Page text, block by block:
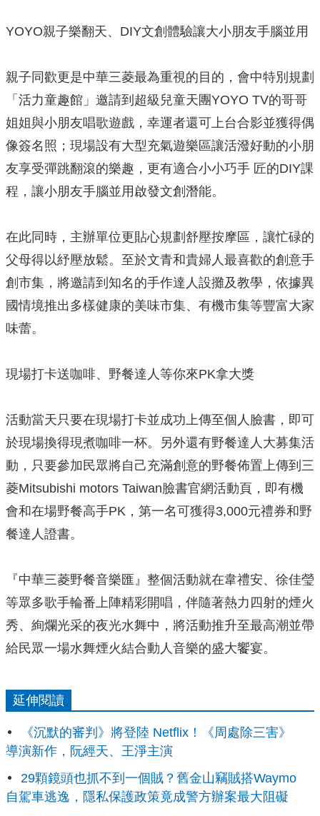
YOYO親子樂翻天、DIY文創體驗讓大小朋友手腦並用
親子同歡更是中華三菱最為重視的目的，會中特別規劃
「活力童趣館」邀請到超級兒童天團YOYO TV的哥哥
姐姐與小朋友唱歌遊戲，幸運者還可上台合影並獲得偶
像簽名照；現場設有大型充氣遊樂區讓活潑好動的小朋
友享受彈跳翻滾的樂趣，更有適合小小巧手 匠的DIY課
程，讓小朋友手腦並用啟發文創潛能。
在此同時，主辦單位更貼心規劃舒壓按摩區，讓忙碌的
父母得以紓壓放鬆。至於文青和貴婦人最喜歡的創意手
創市集，將邀請到知名的手作達人設攤及教學，依據異
國情境推出多樣健康的美味市集、有機市集等豐富大家
味蕾。
現場打卡送咖啡、野餐達人等你來PK拿大獎
活動當天只要在現場打卡並成功上傳至個人臉書，即可
於現場換得現煮咖啡一杯。另外還有野餐達人大募集活
動，只要參加民眾將自己充滿創意的野餐佈置上傳到三
菱Mitsubishi motors Taiwan臉書官網活動頁，即有機
會和在場野餐高手PK，第一名可獲得3,000元禮券和野
餐達人證書。
『中華三菱野餐音樂匯』整個活動就在韋禮安、徐佳瑩
等眾多歌手輪番上陣精彩開唱，伴隨著熱力四射的煙火
秀、絢爛光采的夜光水舞中，將活動推升至最高潮並帶
給民眾一場水舞煙火結合動人音樂的盛大饗宴。
延伸閱讀
《沉默的審判》將登陸 Netflix！《周處除三害》
導演新作，阮經天、王淨主演
29顆鏡頭也抓不到一個賊？舊金山竊賊搭Waymo
自駕車逃逸，隱私保護政策竟成警方辦案最大阻礙